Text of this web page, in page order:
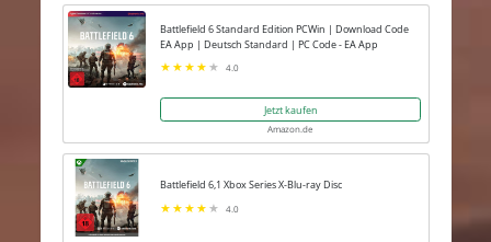
Battlefield 6 Standard Edition PCWin | Download Code
EA App | Deutsch Standard | PC Code - EA App
4.0
Jetzt kaufen
Amazon.de
Battlefield 6,1 Xbox Series X-Blu-ray Disc
4.0